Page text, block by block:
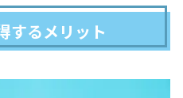
するメリット